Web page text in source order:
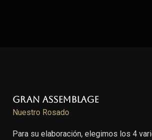
Gran Assemblage
Nuestro Rosado
Para su elaboración, elegimos los 4